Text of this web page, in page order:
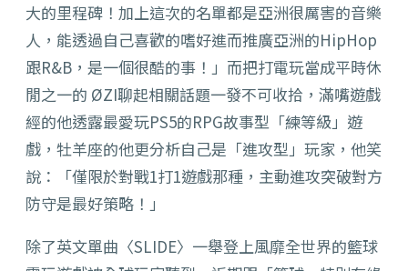
大的里程碑！加上這次的名單都是亞洲很厲害的音樂
人，能透過自己喜歡的嗜好進而推廣亞洲的HipHop
跟R&B，是一個很酷的事！」而把打電玩當成平時休
閒之一的 ØZI聊起相關話題一發不可收拾，滿嘴遊戲
經的他透露最愛玩PS5的RPG故事型「練等級」遊
戲，牡羊座的他更分析自己是「進攻型」玩家，他笑
說：「僅限於對戰1打1遊戲那種，主動進攻突破對方
防守是最好策略！」
除了英文單曲〈SLIDE〉一舉登上風靡全世界的籃球